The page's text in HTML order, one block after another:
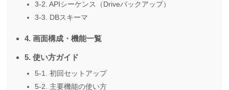
3-2. APIシーケンス（Driveバックアップ）
3-3. DBスキーマ
4. 画面構成・機能一覧
5. 使い方ガイド
5-1. 初回セットアップ
5-2. 主要機能の使い方